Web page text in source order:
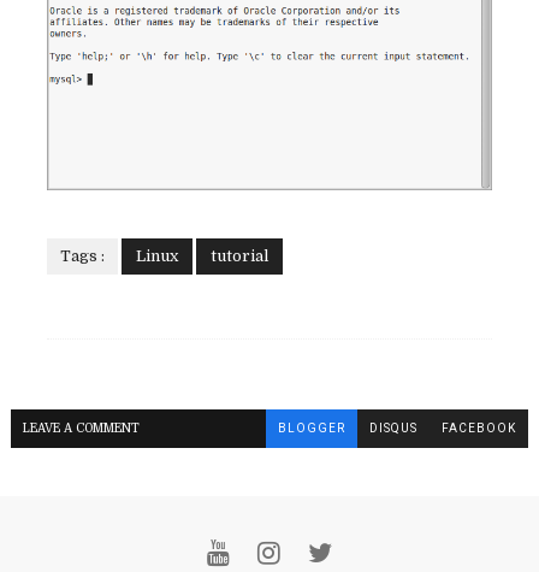
Tags : Linux tutorial
LEAVE A COMMENT BLOGGER DISQUS FACEBOOK